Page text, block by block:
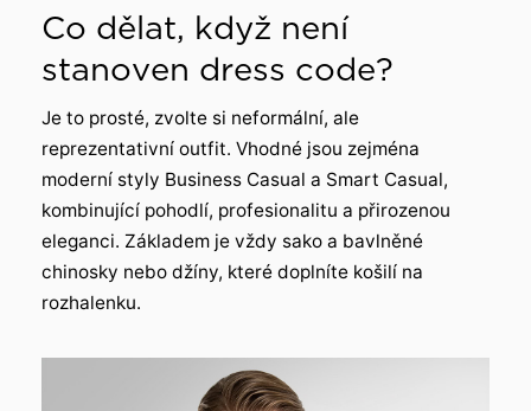
Co dělat, když není
stanoven dress code?
Je to prosté, zvolte si neformální, ale
reprezentativní outfit. Vhodné jsou zejména
moderní styly Business Casual a Smart Casual,
kombinující pohodlí, profesionalitu a přirozenou
eleganci. Základem je vždy sako a bavlněné
chinosky nebo džíny, které doplníte košilí na
rozhalenku.